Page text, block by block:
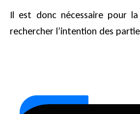
Il est donc nécessaire pour
rechercher l’intention des